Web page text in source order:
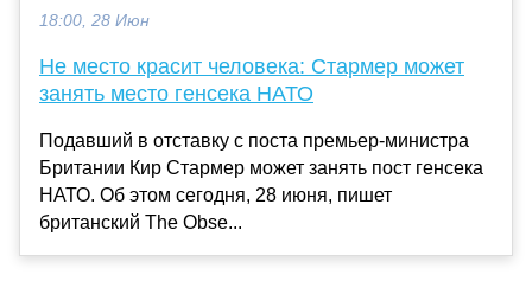
18:00, 28 Июн
Не место красит человека: Стармер может
занять место генсека НАТО
Подавший в отставку с поста премьер-министра
Британии Кир Стармер может занять пост генсека
НАТО. Об этом сегодня, 28 июня, пишет
британский The Obse...